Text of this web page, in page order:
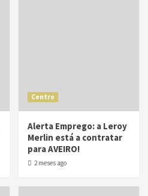
Centro
Alerta Emprego: a Leroy
Merlin está a contratar
para AVEIRO!
2 meses ago